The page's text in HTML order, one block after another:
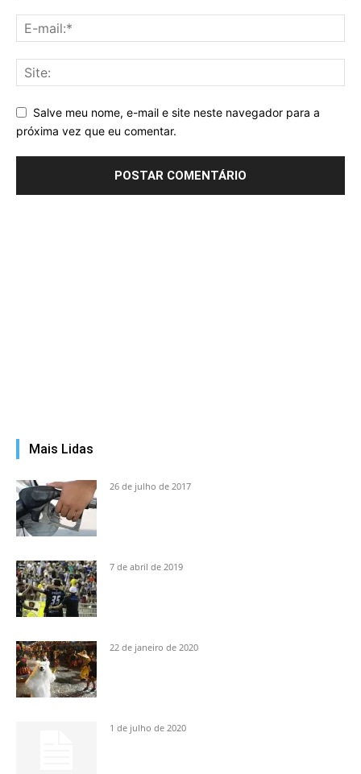
Salve meu nome, e-mail e site neste navegador para a
próxima vez que eu comentar.
Mais Lidas
26 de julho de 2017
7 de abril de 2019
22 de janeiro de 2020
1 de julho de 2020